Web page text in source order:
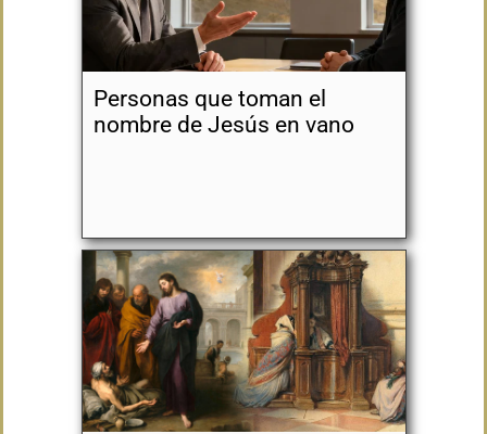
Personas que toman el
nombre de Jesús en vano